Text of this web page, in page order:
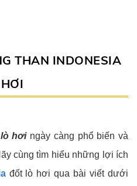
THAN INDONESIA
hơi ngày càng phổ biến và
cùng tìm hiểu những lợi ích
đốt lò hơi qua bài viết dưới